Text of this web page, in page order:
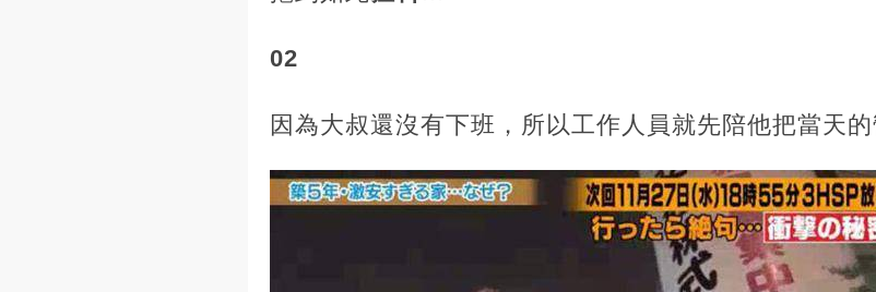
02
因為大叔還沒有下班，所以工作人員就先陪他把當天